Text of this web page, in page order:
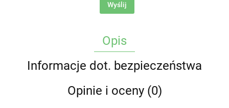
Wyślij
Opis
Informacje dot. bezpieczeństwa
Opinie i oceny (0)